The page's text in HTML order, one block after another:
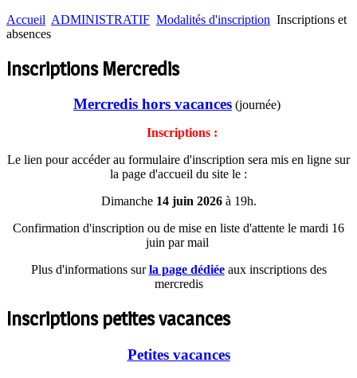
Accueil ADMINISTRATIF Modalités d'inscription Inscriptions et
absences
Inscriptions Mercredis
Mercredis hors vacances (journée)
Inscriptions :
Le lien pour accéder au formulaire d'inscription sera mis en ligne sur
la page d'accueil du site le :
Dimanche 14 juin 2026à 19h.
Confirmation d'inscription ou de mise en liste d'attente le mardi 16
juin par mail
Plus d'informations surla page dédiéeaux inscriptions des
mercredis
Inscriptions petites vacances
Petites vacances